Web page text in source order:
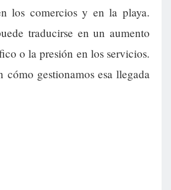
los comercios y en la playa.
traducirse en un aumento
o la presión en los servicios.
cómo gestionamos esa llegada